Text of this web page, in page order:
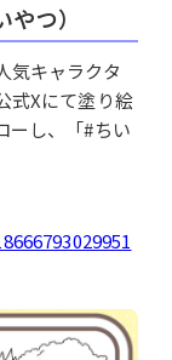
つ）
気キャラクタ
式Xにて塗り絵
ーし、「#ちい